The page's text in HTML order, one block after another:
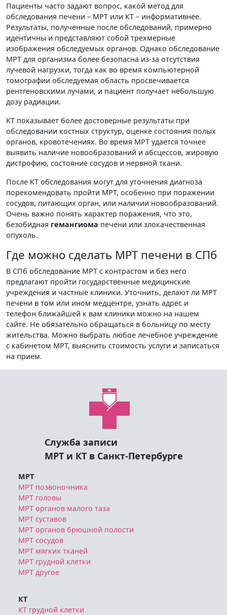
Пациенты часто задают вопрос, какой метод для
обследования печени – МРТ или КТ – информативнее.
Результаты, полученные после обследований, примерно
идентичны и представляют собой трехмерные
изображения обследуемых органов. Однако обследование
МРТ для организма более безопасна из-за отсутствия
лучевой нагрузки, тогда как во время компьютерной
томографии обследуемая область просвечивается
рентгеновскими лучами, и пациент получает небольшую
дозу радиации.
КТ показывает более достоверные результаты при
обследовании костных структур, оценке состояния полых
органов, кровотечениях. Во время МРТ удается точнее
выявить наличие новообразований и абсцессов, жировую
дистрофию, состояние сосудов и нервной ткани.
После КТ обследования могут для уточнения диагноза
порекомендовать пройти МРТ, особенно при поражении
сосудов, питающих орган, или наличии новообразований.
Очень важно понять характер поражения, что это,
безобидная гемангиома печени или злокачественная
опухоль.
Где можно сделать МРТ печени в СПб
В СПб обследование МРТ с контрастом и без него
предлагают пройти государственные медицинские
учреждения и частные клиники. Уточнить, делают ли МРТ
печени в том или ином медцентре, узнать адрес и
телефон ближайшей к вам клиники можно на нашем
сайте. Не обязательно обращаться в больницу по месту
жительства. Можно выбрать любое лечебное учреждение
с кабинетом МРТ, выяснить стоимость услуги и записаться
на прием.
Служба записи
МРТ и КТ в Санкт-Петербурге
МРТ
МРТ позвоночника
МРТ головы
МРТ органов малого таза
МРТ суставов
МРТ органов брюшной полости
МРТ сосудов
МРТ мягких тканей
МРТ грудной клетки
МРТ другое
КТ
КТ грудной клетки